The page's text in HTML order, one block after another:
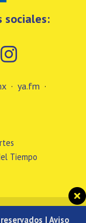
sociales:
· ya.fm ·
Tiempo
| Aviso